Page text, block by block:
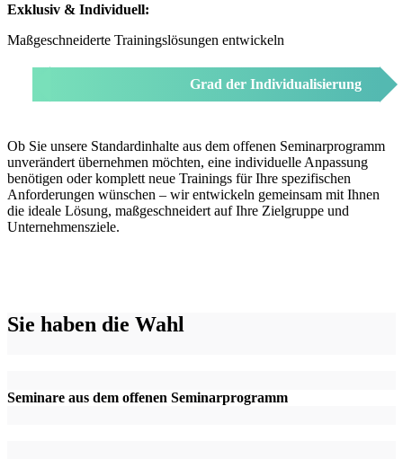
Exklusiv & Individuell:
Maßgeschneiderte Trainingslösungen entwickeln
Grad der Individualisierung
Ob Sie unsere Standardinhalte aus dem offenen Seminarprogramm
unverändert übernehmen möchten, eine individuelle Anpassung
benötigen oder komplett neue Trainings für Ihre spezifischen
Anforderungen wünschen – wir entwickeln gemeinsam mit Ihnen
die ideale Lösung, maßgeschneidert auf Ihre Zielgruppe und
Unternehmensziele.
Sie haben die Wahl
Seminare aus dem offenen Seminarprogramm